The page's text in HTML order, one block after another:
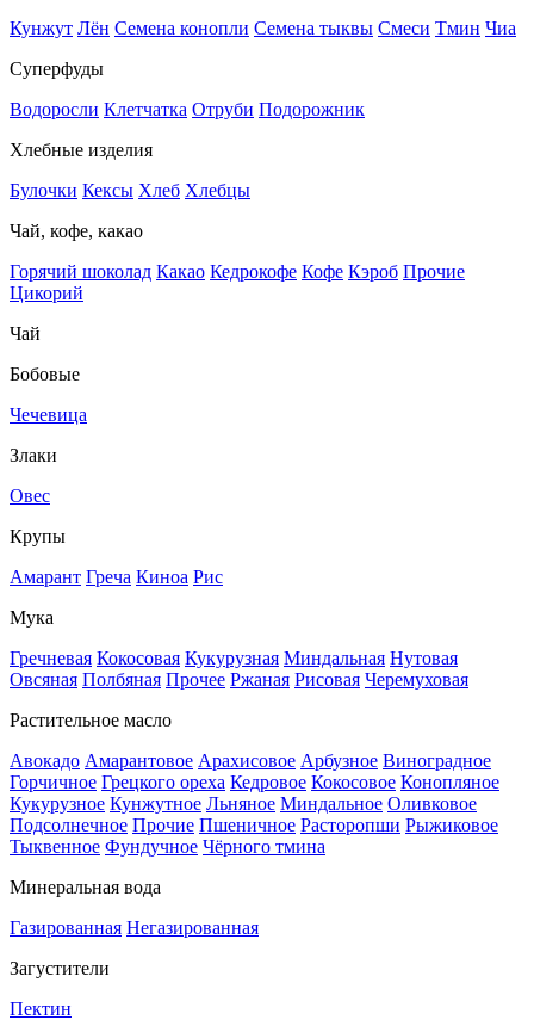
Кунжут Лён Семена конопли Семена тыквы Смеси Тмин Чиа
Суперфуды
Водоросли Клетчатка Отруби Подорожник
Хлебные изделия
Булочки Кексы Хлеб Хлебцы
Чай, кофе, какао
Горячий шоколад Какао Кедрокофе Кофе Кэроб Прочие
Цикорий
Чай
Бобовые
Чечевица
Злаки
Овес
Крупы
Амарант Греча Киноа Рис
Мука
Гречневая Кокосовая Кукурузная Миндальная Нутовая
Овсяная Полбяная Прочее Ржаная Рисовая Черемуховая
Растительное масло
Авокадо Амарантовое Арахисовое Арбузное Виноградное
Горчичное Грецкого ореха Кедровое Кокосовое Конопляное
Кукурузное Кунжутное Льняное Миндальное Оливковое
Подсолнечное Прочие Пшеничное Расторопши Рыжиковое
Тыквенное Фундучное Чёрного тмина
Минеральная вода
Газированная Негазированная
Загустители
Пектин